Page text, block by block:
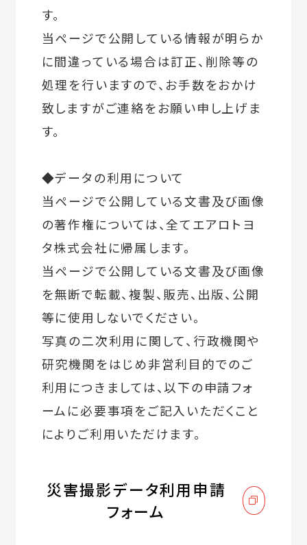
す。
当ページで公開している情報が明らか
に間違っている場合は訂正、削除等の
処理を行いますので、お手数をおかけ
致しますがご連絡をお願い申し上げま
す。
◆データの利用について
当ページで公開している文書及び画像
の著作権については、全てエアロトヨ
タ株式会社に帰属します。
当ページで公開している文書及び画像
を無断で転載、複製、販売、出版、公開
等に使用しないでください。
写真の二次利用に関して、行政機関や
研究機関をはじめ非営利目的でのご
利用につきましては、以下の申請フォ
ームに必要事項をご記入いただくこと
によりご利用いただけます。
災害撮影データ利用申請
フォーム